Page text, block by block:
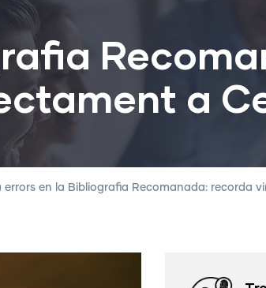
a
errors en la Bibliografia Recomanada: recorda